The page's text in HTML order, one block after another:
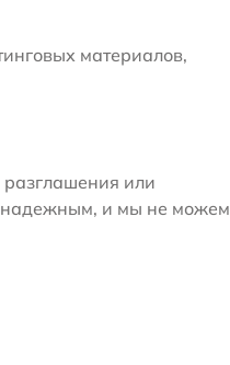
материалов,
или
надежным, и мы не можем